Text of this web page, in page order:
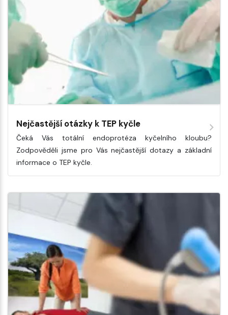
Nejčastější otázky k TEP kyčle
Čeká Vás totální endoprotéza kyčelního kloubu?
Zodpověděli jsme pro Vás nejčastější dotazy a základní
informace o TEP kyčle.